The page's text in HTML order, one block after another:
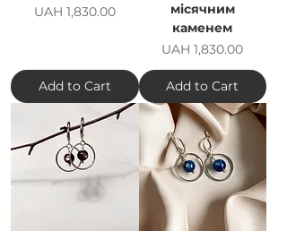
Price
UAH 1,830.00
Add to Cart
місячним
каменем
Price
UAH 1,830.00
Add to Cart